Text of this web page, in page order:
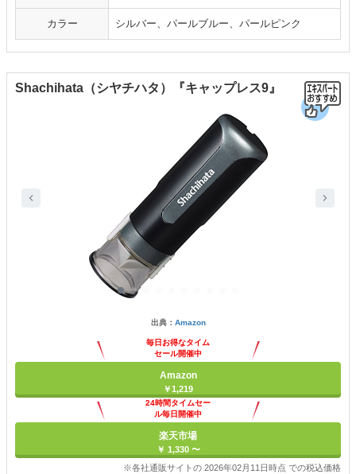
カラー シルバー、パールブルー、パールピンク
Shachihata（シヤチハタ）『キャップレス9』
出典： Amazon
毎日お得なタイム
セール開催中
Amazon
￥1,219
24時間タイムセー
ル毎日開催中
楽天市場
￥ 1,330 〜
※各社通販サイトの 2026年02月11日時点 での税込価格